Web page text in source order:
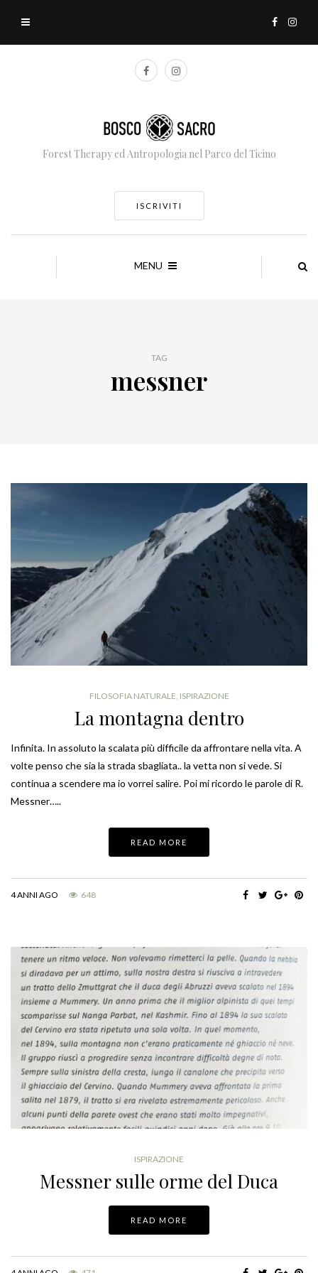
Forest Therapy ed Antropologia nel Parco del Ticino
ISCRIVITI
MENU
TAG
messner
FILOSOFIA NATURALE ISPIRAZIONE
La montagna dentro
Infinita. In assoluto la scalata più difficile da affrontare nella vita. A
volte penso che sia la strada sbagliata.. la vetta non si vede. Si
continua a scendere ma io vorrei salire. Poi mi ricordo le parole di R.
Messner…..
READ MORE
4 ANNI AGO 648
ISPIRAZIONE
Messner sulle orme del Duca
READ MORE